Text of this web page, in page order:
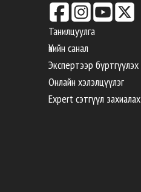
Танилцуулга
Үнийн санал
Экспертээр бүртгүүлэх
Онлайн хэлэлцүүлэг
Expert сэтгүүл захиалах